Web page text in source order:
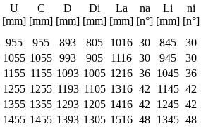
U
[mm]
C
[mm]
D
[mm]
Di
[mm]
La
[mm]
na
[n°]
Li
[mm]
ni
[n°]
955 955 893 805 1016 30 845
30
1055 1055 993 905 1116 30 945
30
1155 1155 1093 1005 1216 36 1045 36
1255 1255 1193 1105 1316 42 1145 42
1355 1355 1293 1205 1416 42 1245 42
1455 1455 1393 1305 1516 48 1345 48